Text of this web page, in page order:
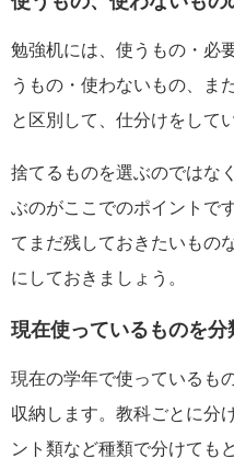
勉強机には、使うもの・必
うもの・使わないもの、ま
と区別して、仕分けをして
捨てるものを選ぶのではな
ぶのがここでのポイントで
てまだ残しておきたいもの
にしておきましょう。
現在使っているものを分
現在の学年で使っているも
収納します。教科ごとに分
ント類など種類で分けても